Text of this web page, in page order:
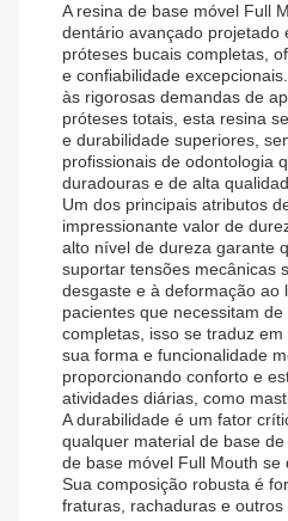
A resina de base móvel Full
dentário avançado projetado
próteses bucais completas,
e confiabilidade
às rigorosas demandas de
próteses totais, esta resina
e durabilidade superiores,
profissionais de odontologia
duradouras e de alta
Um dos principais atributos
impressionante valor de
alto nível de dureza garante
suportar tensões mecânicas
desgaste e à deformação ao
pacientes que necessitam
completas, isso se traduz
sua forma e funcionalidade
proporcionando conforto e
atividades diárias, como
A durabilidade é um fator
qualquer material de base
de base móvel Full Mouth se
Sua composição robusta é
fraturas, rachaduras e